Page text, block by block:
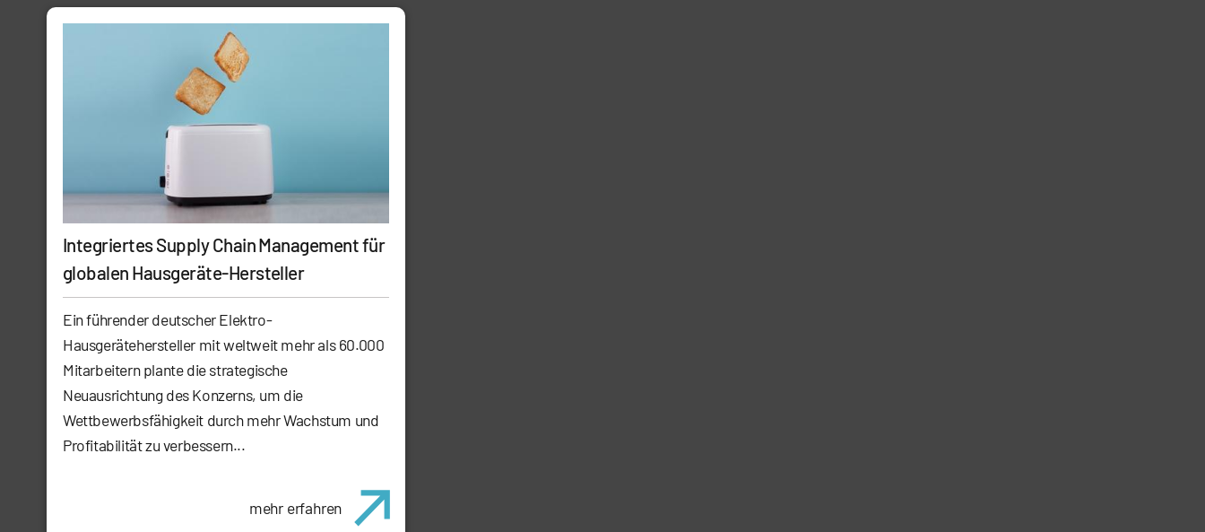
Integriertes Supply Chain Management für
globalen Hausgeräte-Hersteller
Ein führender deutscher Elektro-
Hausgerätehersteller mit weltweit mehr als 60.000
Mitarbeitern plante die strategische
Neuausrichtung des Konzerns, um die
Wettbewerbsfähigkeit durch mehr Wachstum und
Profitabilität zu verbessern...
mehr erfahren